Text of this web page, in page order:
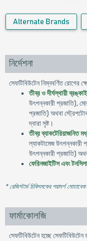
Alternate Brands
নির্দেশনা
সেফটিবিউটেন নিম্নবর্ণিত রোগের
তীব্র ও দীর্ঘস্থায়ী
উৎপন্নকারী প্রজাতি),
প্রজাতি) অথবা
দ্বারা সৃষ্ট।
তীব্র ব্যাকটেরিয়াজনিত
ল্যাকটামেজ উৎপন্নকারী
উৎপন্নকারী প্রজাতি)
ফেরিনজাইটিস এবং
* রেজিস্টার্ড চিকিৎসকের পরামর্শ
ফার্মাকোলজি
সেফটিবিউটেন হচ্ছে